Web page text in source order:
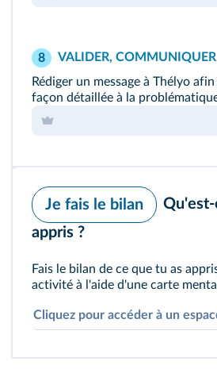
8
VALIDER, COMMUNIQUER
Rédiger un message à Thélyo
façon détaillée à la
Je fais le bilan
Qu'est-
appris ?
Fais le bilan de ce que tu as
activité à l'aide d'une carte
Cliquez pour accéder à un